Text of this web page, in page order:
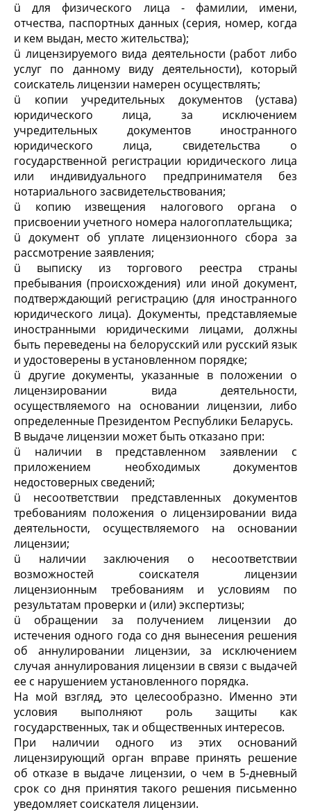
ü для физического лица - фамилии, имени,
отчества, паспортных данных (серия, номер, когда
и кем выдан, место жительства);
ü лицензируемого вида деятельности (работ либо
услуг по данному виду деятельности), который
соискатель лицензии намерен осуществлять;
ü копии учредительных документов (устава)
юридического лица, за исключением
учредительных документов иностранного
юридического лица, свидетельства о
государственной регистрации юридического лица
или индивидуального предпринимателя без
нотариального засвидетельствования;
ü копию извещения налогового органа о
присвоении учетного номера налогоплательщика;
ü документ об уплате лицензионного сбора за
рассмотрение заявления;
ü выписку из торгового реестра страны
пребывания (происхождения) или иной документ,
подтверждающий регистрацию (для иностранного
юридического лица). Документы, представляемые
иностранными юридическими лицами, должны
быть переведены на белорусский или русский язык
и удостоверены в установленном порядке;
ü другие документы, указанные в положении о
лицензировании вида деятельности,
осуществляемого на основании лицензии, либо
определенные Президентом Республики Беларусь.
В выдаче лицензии может быть отказано при:
ü наличии в представленном заявлении с
приложением необходимых документов
недостоверных сведений;
ü несоответствии представленных документов
требованиям положения о лицензировании вида
деятельности, осуществляемого на основании
лицензии;
ü наличии заключения о несоответствии
возможностей соискателя лицензии
лицензионным требованиям и условиям по
результатам проверки и (или) экспертизы;
ü обращении за получением лицензии до
истечения одного года со дня вынесения решения
об аннулировании лицензии, за исключением
случая аннулирования лицензии в связи с выдачей
ее с нарушением установленного порядка.
На мой взгляд, это целесообразно. Именно эти
условия выполняют роль защиты как
государственных, так и общественных интересов.
При наличии одного из этих оснований
лицензирующий орган вправе принять решение
об отказе в выдаче лицензии, о чем в 5-дневный
срок со дня принятия такого решения письменно
уведомляет соискателя лицензии.